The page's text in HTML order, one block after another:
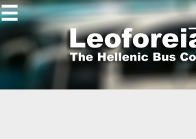
Gallery
☰